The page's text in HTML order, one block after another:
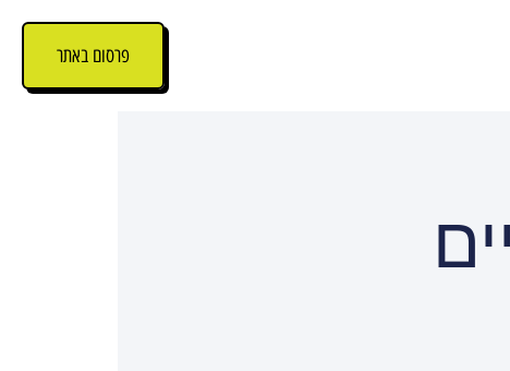
פרסום באתר